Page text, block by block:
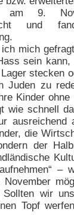
am 9.
und
mich
sein
stecken
Juden zu
Kinder
wie schnell
ausreichend
die
der
–
November
Sollten wir
Topf